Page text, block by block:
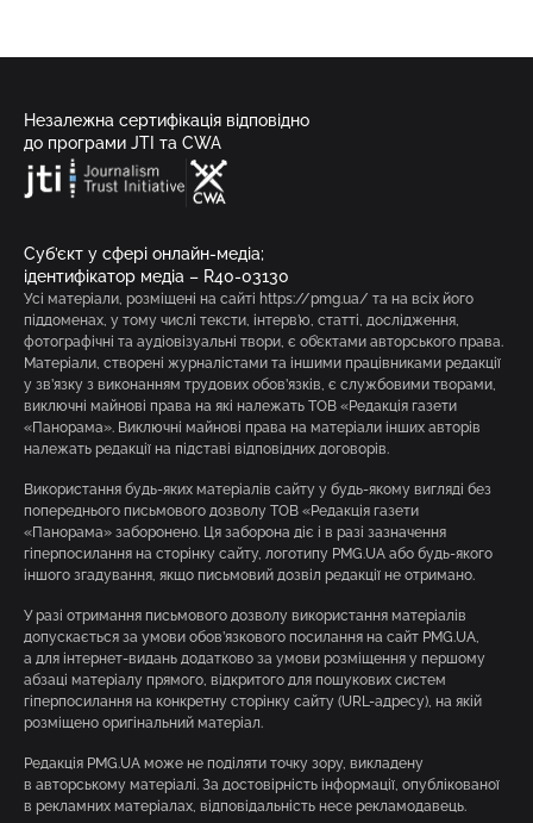
Незалежна сертифікація відповідно
до програми JTI та CWA
Суб’єкт у сфері онлайн-медіа;
ідентифікатор медіа – R40-03130
Усі матеріали, розміщені на сайті https://pmg.ua/ та на всіх його
піддоменах, у тому числі тексти, інтерв’ю, статті, дослідження,
фотографічні та аудіовізуальні твори, є об’єктами авторського права.
Матеріали, створені журналістами та іншими працівниками редакції
у зв’язку з виконанням трудових обов’язків, є службовими творами,
виключні майнові права на які належать ТОВ «Редакція газети
«Панорама». Виключні майнові права на матеріали інших авторів
належать редакції на підставі відповідних договорів.
Використання будь-яких матеріалів сайту у будь-якому вигляді без
попереднього письмового дозволу ТОВ «Редакція газети
«Панорама» заборонено. Ця заборона діє і в разі зазначення
гіперпосилання на сторінку сайту, логотипу PMG.UA або будь-якого
іншого згадування, якщо письмовий дозвіл редакції не отримано.
У разі отримання письмового дозволу використання матеріалів
допускається за умови обов’язкового посилання на сайт PMG.UA,
а для інтернет-видань додатково за умови розміщення у першому
абзаці матеріалу прямого, відкритого для пошукових систем
гіперпосилання на конкретну сторінку сайту (URL-адресу), на якій
розміщено оригінальний матеріал.
Редакція PMG.UA може не поділяти точку зору, викладену
в авторському матеріалі. За достовірність інформації, опублікованої
в рекламних матеріалах, відповідальність несе рекламодавець.